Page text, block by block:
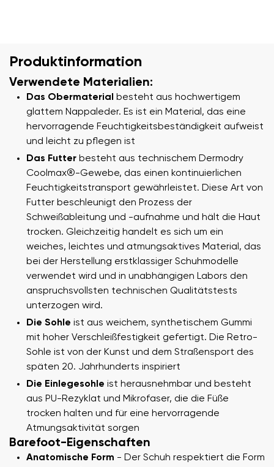
Produktinformation
Verwendete Materialien:
Das Obermaterial
besteht aus hochwertigem
glattem Nappaleder. Es ist ein Material, das eine
hervorragende Feuchtigkeitsbeständigkeit aufweist
und leicht zu pflegen ist
Das Futter besteht aus technischem Dermodry
Coolmax®-Gewebe, das einen kontinuierlichen
Feuchtigkeitstransport gewährleistet. Diese Art von
Futter beschleunigt den Prozess der
Schweißableitung und -aufnahme und hält die Haut
trocken. Gleichzeitig handelt es sich um ein
weiches, leichtes und atmungsaktives Material, das
bei der Herstellung erstklassiger Schuhmodelle
verwendet wird und in unabhängigen Labors den
anspruchsvollsten technischen Qualitätstests
unterzogen wird.
Die Sohle ist aus weichem, synthetischem Gummi
mit hoher Verschleißfestigkeit gefertigt. Die Retro-
Sohle ist von der Kunst und dem Straßensport des
späten 20. Jahrhunderts inspiriert
Die Einlegesohle ist herausnehmbar und besteht
aus PU-Rezyklat und Mikrofaser, die die Füße
trocken halten und für eine hervorragende
Atmungsaktivität sorgen
Barefoot-Eigenschaften
Anatomische Form - Der Schuh respektiert die Form